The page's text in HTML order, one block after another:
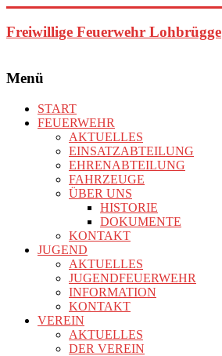
Inhalt
springen
Freiwillige Feuerwehr Lohbrügge
Menü
START
FEUERWEHR
AKTUELLES
EINSATZABTEILUNG
EHRENABTEILUNG
FAHRZEUGE
ÜBER UNS
HISTORIE
DOKUMENTE
KONTAKT
JUGEND
AKTUELLES
JUGENDFEUERWEHR
INFORMATION
KONTAKT
VEREIN
AKTUELLES
DER VEREIN